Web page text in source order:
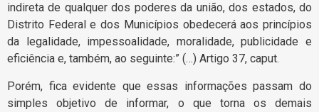
indireta de qualquer dos poderes da união, dos estados, do
Distrito Federal e dos Municípios obedecerá aos princípios
da legalidade, impessoalidade, moralidade, publicidade e
eficiência e, também, ao seguinte:” (…) Artigo 37, caput.
Porém, fica evidente que essas informações passam do
simples objetivo de informar, o que torna os demais